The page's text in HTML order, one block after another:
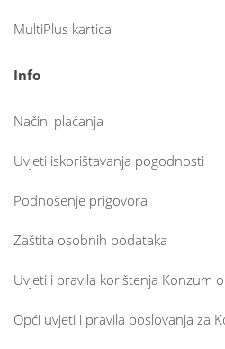
MultiPlus kartica
Info
Načini plaćanja
Uvjeti iskorištavanja pogodnosti
Podnošenje prigovora
Zaštita osobnih podataka
Uvjeti i pravila korištenja Konzum
Opći uvjeti i pravila poslovanja za